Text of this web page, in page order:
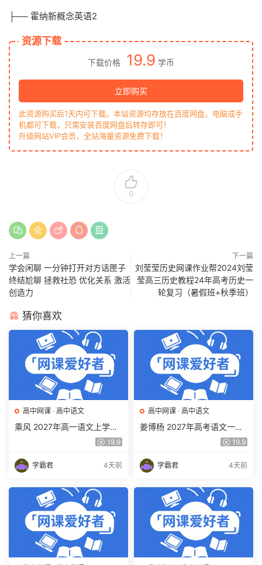
├── 霍纳新概念英语2
资源下载
下载价格 19.9 学币
立即购买
此资源购买后1天内可下载。本站资源均存放在百度网盘，电脑或手
机都可下载，只需安装百度网盘后转存即可！
升级网站VIP会员，全站海量资源免费下载！
0
上一篇
学会闲聊 一分钟打开对方话匣子
终结尬聊 拯救社恐 优化关系 激活
创造力
下一篇
刘莹莹历史网课作业帮2024刘莹
莹高三历史教程24年高考历史一
轮复习（暑假班+秋季班）
猜你喜欢
高中网课 · 高中语文
乘风 2027年高一语文上学期
网课教程 高一语文 暑假班视
19.9
学霸君 4天前
高中网课 · 高中语文
姜博杨 2027年高考语文一轮
复习网课教程 高三语文 上学
下载
19.9
学霸君 4天前